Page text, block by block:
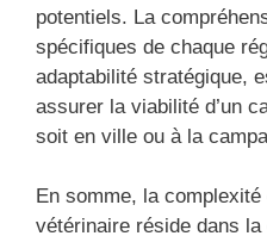
potentiels. La
spécifiques de chaque
adaptabilité stratégique,
assurer la viabilité d’un
soit en ville ou à la
En somme, la
vétérinaire réside dans